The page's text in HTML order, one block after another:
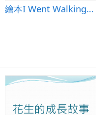
繪本I Went Walking教學_教案